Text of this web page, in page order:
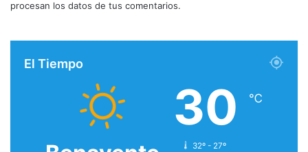
procesan los datos de tus comentarios.
El Tiempo
30 ℃
32º - 27º